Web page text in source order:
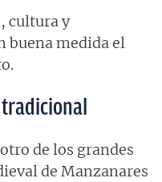
cultura y
buena medida el
de los grandes
de Manzanares